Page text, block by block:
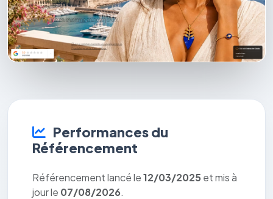
Performances du
Référencement
Référencement lancé le12/03/2025 et mis à
jour le 07/08/2026.